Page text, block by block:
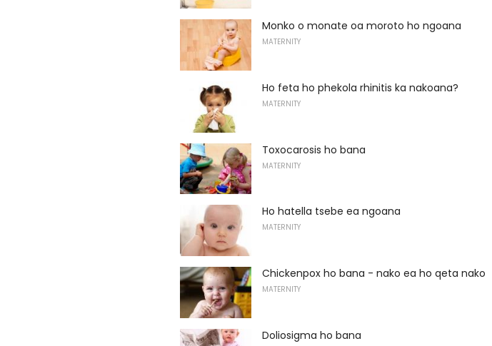
Monko o monate oa moroto ho ngoana
MATERNITY
Ho feta ho phekola rhinitis ka nakoana?
MATERNITY
Toxocarosis ho bana
MATERNITY
Ho hatella tsebe ea ngoana
MATERNITY
Chickenpox ho bana - nako ea ho qeta nako
MATERNITY
Doliosigma ho bana